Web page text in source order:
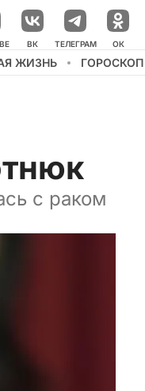
ВК ТЕЛЕГРАМ ОК
ЖИЗНЬ ГОРОСКОП
с раком